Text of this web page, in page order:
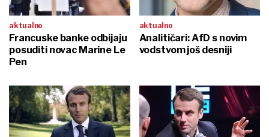
aktualno
Francuske banke odbijaju
posuditi novac Marine Le
Pen
aktualno
Analitičari: AfD s novim
vodstvom još desniji